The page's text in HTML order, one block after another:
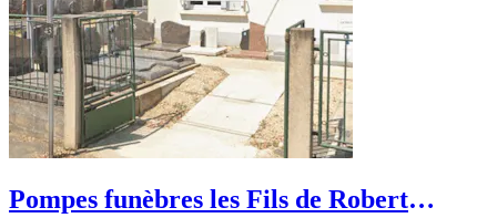
Pompes funèbres les Fils de Robert